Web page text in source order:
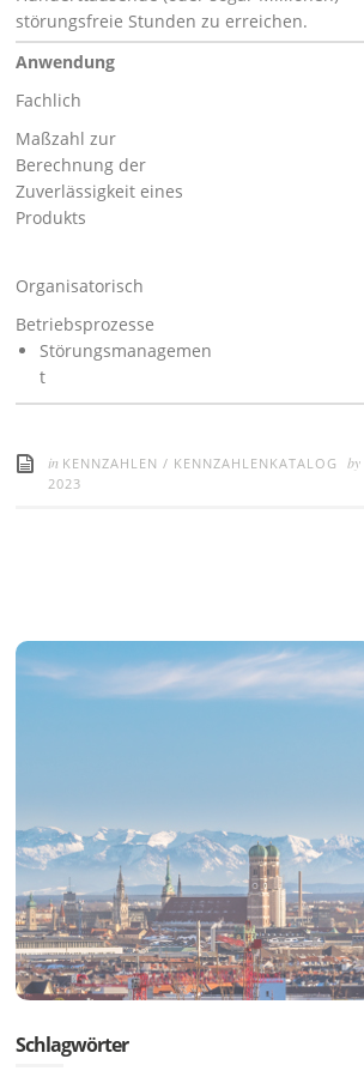
störungsfreie Stunden zu erreichen.
Anwendung
Fachlich
Maßzahl zur
Berechnung der
Zuverlässigkeit eines
Produkts
Organisatorisch
Betriebsprozesse
Störungsmanagemen
t
in KENNZAHLEN / KENNZAHLENKATALOG by
2023
Schlagwörter